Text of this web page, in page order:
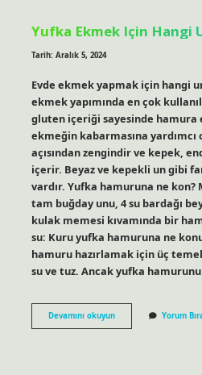
Yufka Ekmek Için Hangi
Tarih: Aralık 5, 2024
Evde ekmek yapmak için hangi
ekmek yapımında en çok
gluten içeriği sayesinde hamura
ekmeğin kabarmasına
açısından zengindir ve kepek,
içerir. Beyaz ve kepekli un gibi
vardır. Yufka hamuruna ne kon?
tam buğday unu, 4 su bardağı
kulak memesi kıvamında bir
su: Kuru yufka hamuruna ne
hamuru hazırlamak için üç
su ve tuz. Ancak yufka
Devamını okuyunYufka
Ekmek
Yorum